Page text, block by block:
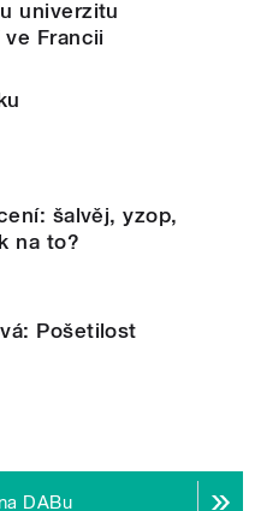
univerzitu
Francii
šalvěj, yzop,
na to?
Pošetilost
DABu